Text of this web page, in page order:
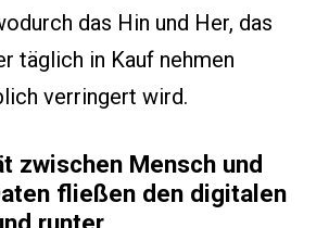
das Hin und Her, das
täglich in Kauf nehmen
verringert wird.
zwischen Mensch und
fließen den digitalen
runter